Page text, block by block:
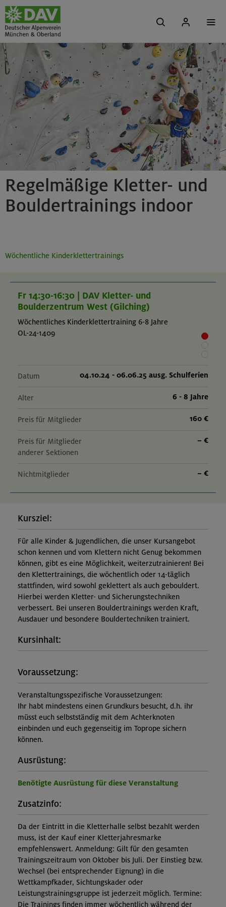
Regelmäßige Kletter- und
Bouldertrainings indoor
Wöchentliche Kinderklettertrainings
Fr 14:30-16:30 | DAV Kletter- und
Boulderzentrum West (Gilching)
Wöchentliches Kinderklettertraining 6-8 Jahre
OL-24-1409
Datum 04.10.24 - 06.06.25 ausg. Schulferien
Alter 6 - 8 Jahre
Preis für Mitglieder 160 €
Preis für Mitglieder
anderer Sektionen
– €
Nichtmitglieder – €
Kursziel:
Für alle Kinder & Jugendlichen, die unser Kursangebot
schon kennen und vom Klettern nicht Genug bekommen
können, gibt es eine Möglichkeit, weiterzutrainieren! Bei
den Klettertrainings, die wöchentlich oder 14-täglich
stattfinden, wird sowohl geklettert als auch gebouldert.
Hierbei werden Kletter- und Sicherungstechniken
verbessert. Bei unseren Bouldertrainings werden Kraft,
Ausdauer und besondere Bouldertechniken trainiert.
Kursinhalt:
Voraussetzung:
Veranstaltungsspezifische Voraussetzungen:
Ihr habt mindestens einen Grundkurs besucht, d.h. ihr
müsst euch selbstständig mit dem Achterknoten
einbinden und euch gegenseitig im Toprope sichern
können.
Ausrüstung:
Benötigte Ausrüstung für diese Veranstaltung
Zusatzinfo:
Da der Eintritt in die Kletterhalle selbst bezahlt werden
muss, ist der Kauf einer Kletterjahresmarke
empfehlenswert. Anmeldung: Gilt für den gesamten
Trainingszeitraum von Oktober bis Juli. Der Einstieg bzw.
Wechsel (bei entsprechender Eignung) in die
Wettkampfkader, Sichtungskader oder
Leistungstrainingsgruppe ist jederzeit möglich. Termine:
Die Trainings finden immer wöchentlich während der